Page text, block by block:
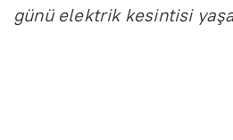
günü elektrik kesintisi